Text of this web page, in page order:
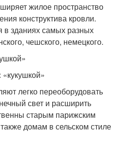
жилое пространство
конструктива кровли.
в зданиях самых разных
чешского, немецкого.
легко переоборудовать
свет и расширить
старым парижским
домам в сельском стиле